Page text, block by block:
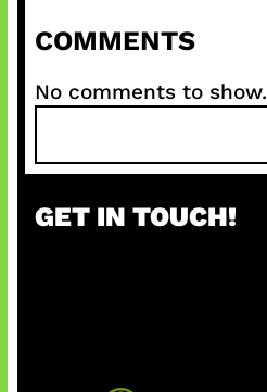
COMMENTS
No comments to show.
a
c
GET IN TOUCH!